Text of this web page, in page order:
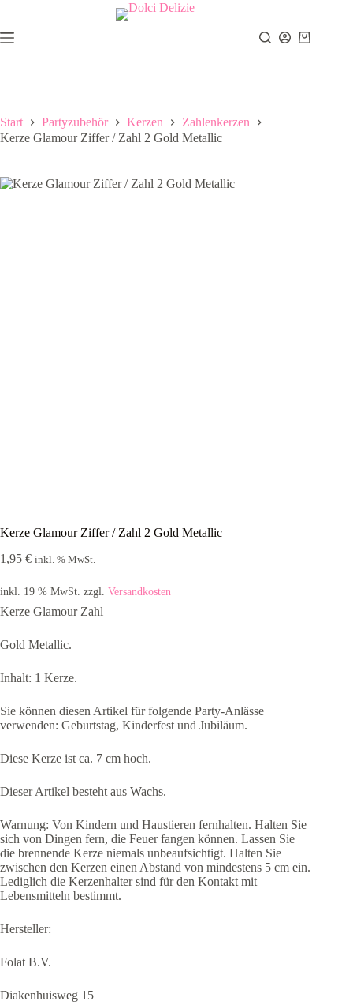
springen
Warenkorb
Start Partyzubehör Kerzen
Zahlenkerzen
Kerze Glamour Ziffer / Zahl 2 Gold Metallic
Kerze Glamour Ziffer / Zahl 2 Gold Metallic
1,95 € inkl. % MwSt.
inkl. 19 % MwSt. zzgl. Versandkosten
Kerze Glamour Zahl
Gold Metallic.
Inhalt: 1 Kerze.
Sie können diesen Artikel für folgende Party-Anlässe
verwenden: Geburtstag, Kinderfest und Jubiläum.
Diese Kerze ist ca. 7 cm hoch.
Dieser Artikel besteht aus Wachs.
Warnung: Von Kindern und Haustieren fernhalten. Halten Sie
sich von Dingen fern, die Feuer fangen können. Lassen Sie
die brennende Kerze niemals unbeaufsichtigt. Halten Sie
zwischen den Kerzen einen Abstand von mindestens 5 cm ein.
Lediglich die Kerzenhalter sind für den Kontakt mit
Lebensmitteln bestimmt.
Hersteller:
Folat B.V.
Diakenhuisweg 15